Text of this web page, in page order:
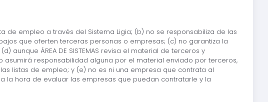
de empleo a través del Sistema Ligia; (b) no se responsabiliza de las
que oferten terceras personas o empresas; (c) no garantiza la
ÁREA DE SISTEMAS revisa el material de terceros y
responsabilidad alguna por el material enviado por terceros,
listas de empleo; y (e) no es ni una empresa que contrata al
la hora de evaluar las empresas que puedan contratarle y la